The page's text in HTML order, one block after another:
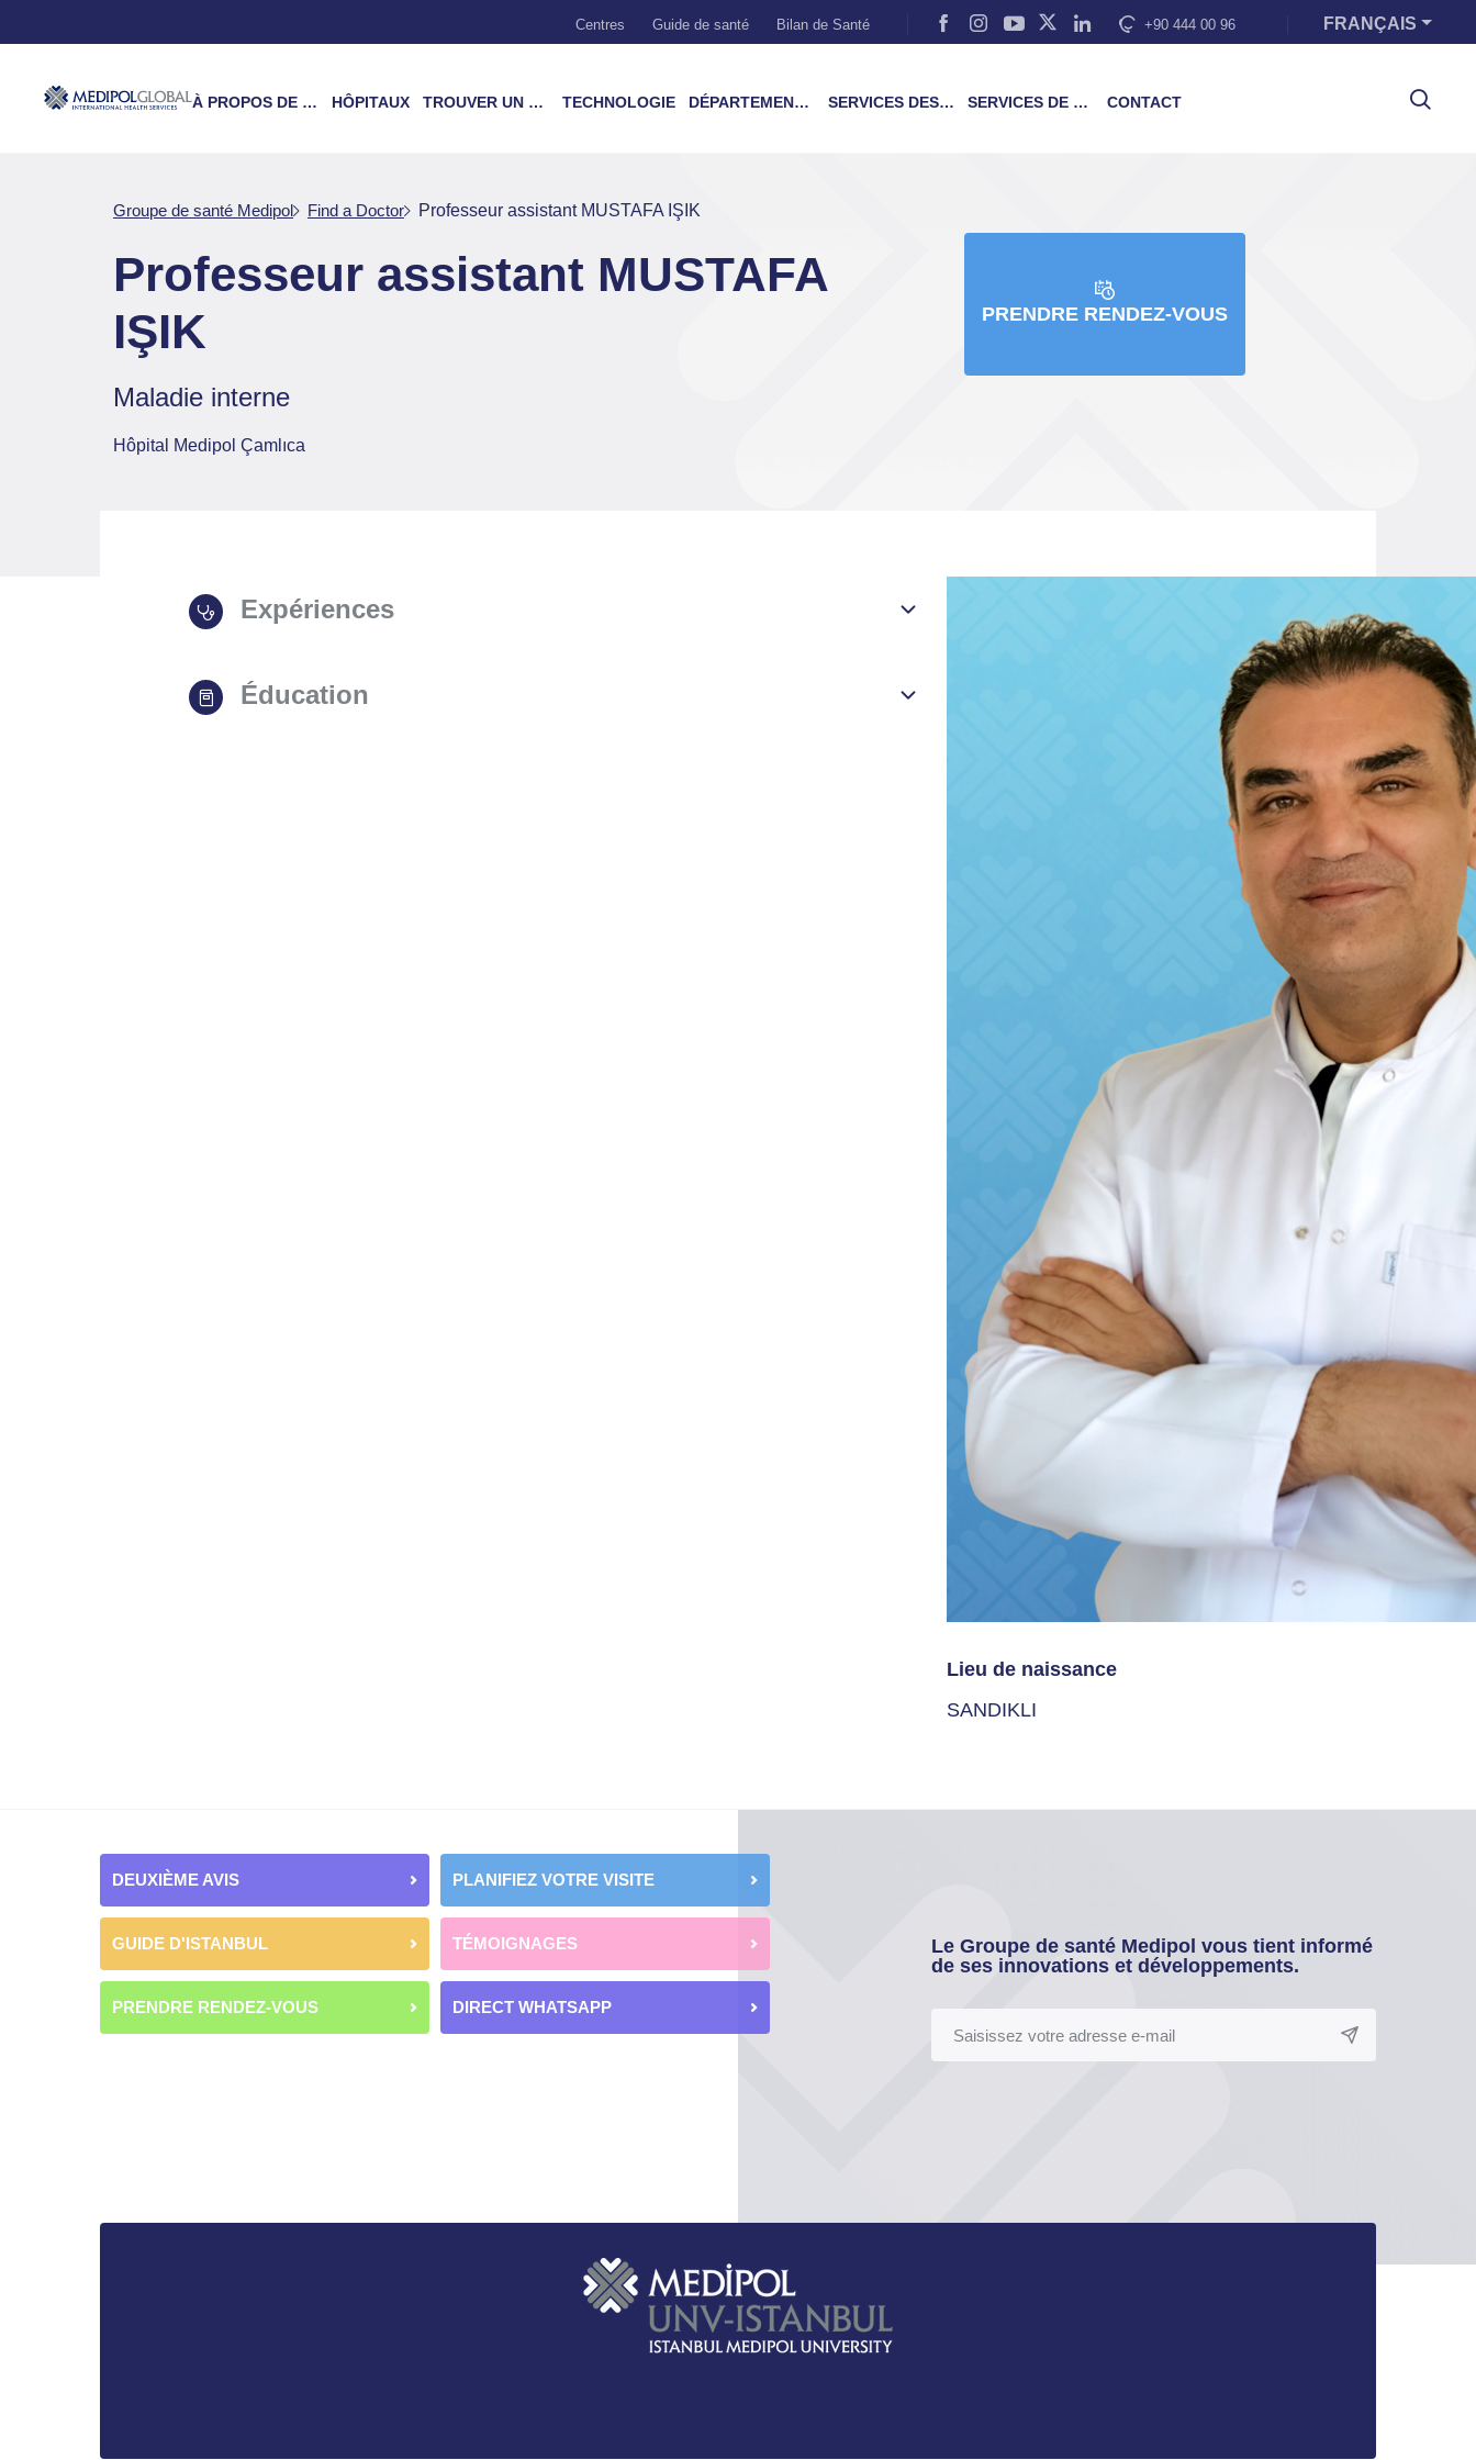
Centres Guide de santé Bilan de Santé +90 444 00 96 FRANÇAIS
À PROPOS DE NOUS HÔPITAUX TROUVER UN MÉDECIN TECHNOLOGIE DÉPARTEMENTS & TRAITEMENTS SERVICES DES PATIENTS SERVICES DE FORMATION CONTACT
Groupe de santé Medipol Find a Doctor Professeur assistant MUSTAFA IŞIK
Professeur assistant MUSTAFA
IŞIK
Maladie interne
Hôpital Medipol Çamlıca
PRENDRE RENDEZ-VOUS
Lieu de naissance
SANDIKLI
Expériences
Éducation
DEUXIÈME AVIS PLANIFIEZ VOTRE VISITE
GUIDE D'ISTANBUL TÉMOIGNAGES
PRENDRE RENDEZ-VOUS DIRECT WHATSAPP
Le Groupe de santé Medipol vous tient informé
de ses innovations et développements.